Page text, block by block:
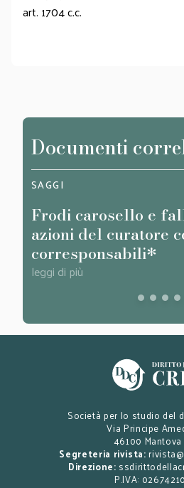
art. 1704 c.c.
Documenti
SAGGI
Frodi carosello e
azioni del curatore
corresponsabili*
leggi di più
Società per lo studio del
Via Principe
46100 Mantova
Segreteria rivista:
Direzione:
P.IVA: